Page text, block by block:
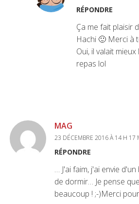
RÉPONDRE
Ça me fait plaisir
Hachi 🙂 Merci à
Oui, il valait
repas lol
MAG
23 DÉCEMBRE 2016 À 14 H 17
RÉPONDRE
… J'ai faim, j'ai envie
de dormir… Je pense
beaucoup ! ;-)Merci